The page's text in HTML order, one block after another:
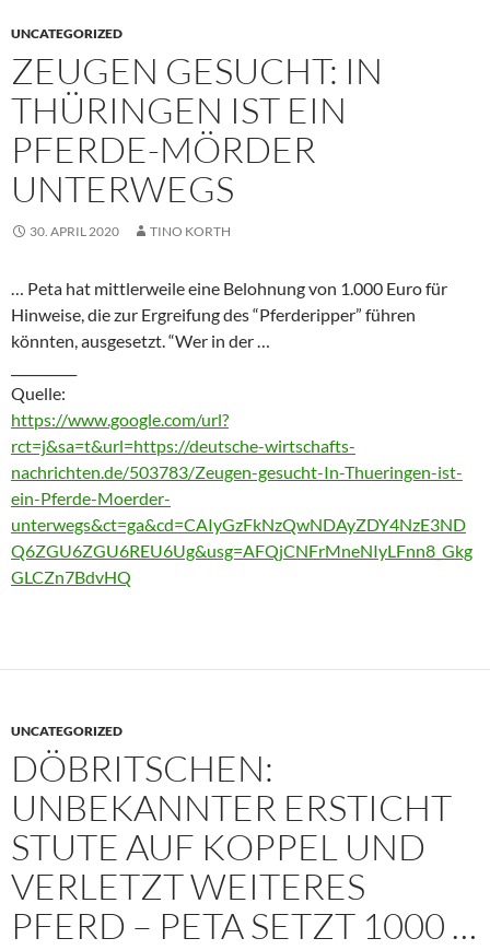
UNCATEGORIZED
ZEUGEN GESUCHT: IN
THÜRINGEN IST EIN
PFERDE-MÖRDER
UNTERWEGS
30. APRIL 2020 TINO KORTH
… Peta hat mittlerweile eine Belohnung von 1.000 Euro für
Hinweise, die zur Ergreifung des “Pferderipper” führen
könnten, ausgesetzt. “Wer in der …
Quelle:
https://www.google.com/url?
rct=j&sa=t&url=https://deutsche-wirtschafts-
nachrichten.de/503783/Zeugen-gesucht-In-Thueringen-ist-
ein-Pferde-Moerder-
unterwegs&ct=ga&cd=CAIyGzFkNzQwNDAyZDY4NzE3ND
Q6ZGU6ZGU6REU6Ug&usg=AFQjCNFrMneNIyLFnn8_Gkg
GLCZn7BdvHQ
UNCATEGORIZED
DÖBRITSCHEN:
UNBEKANNTER ERSTICHT
STUTE AUF KOPPEL UND
VERLETZT WEITERES
PFERD – PETA SETZT 1000 …